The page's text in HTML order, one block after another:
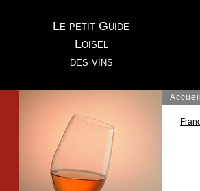
Le petit Guide
Loisel
des vins
Accueil